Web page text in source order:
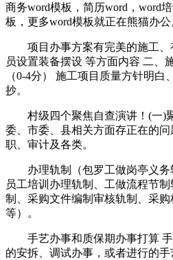
商务word模板，简历word，word
板，更多word模板就正在熊猫办公
项目办事方案有完美的施工、
员设置装备摆设 等方面内容 二、
（0-4分） 施工项目质量方针明白
抄。
村级四个聚焦自查演讲！(一)
委、市委、县相关方面存正在的
职、审计及各类。
办理轨制（包罗工做岗亭义务
员工培训办理轨制、工做流程节
制、采购文件编制审核轨制、采
等）。
手艺办事和质保期办事打算 手
的安拆、调试办事，或者进行的